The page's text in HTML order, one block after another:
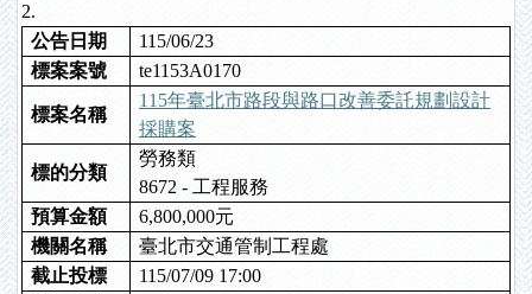
2.
公告日期
115/06/23
標案案號
te1153A0170
標案名稱
115年臺北市路段與路口改善委託規劃設計
採購案
標的分類
勞務類
8672 - 工程服務
預算金額
6,800,000元
機關名稱
臺北市交通管制工程處
截止投標
115/07/09 17:00